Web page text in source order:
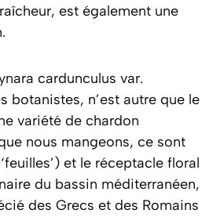
est également une
cardunculus var.
botanistes, n’est autre que le
variété de chardon
nous mangeons, ce sont
et le réceptacle floral
du bassin méditerranéen,
des Grecs et des Romains